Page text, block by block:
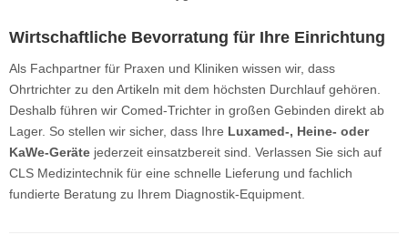
Wirtschaftliche Bevorratung für Ihre Einrichtung
Als Fachpartner für Praxen und Kliniken wissen wir, dass
Ohrtrichter zu den Artikeln mit dem höchsten Durchlauf gehören.
Deshalb führen wir Comed-Trichter in großen Gebinden direkt ab
Lager. So stellen wir sicher, dass Ihre Luxamed-, Heine- oder
KaWe-Geräte jederzeit einsatzbereit sind. Verlassen Sie sich auf
CLS Medizintechnik für eine schnelle Lieferung und fachlich
fundierte Beratung zu Ihrem Diagnostik-Equipment.